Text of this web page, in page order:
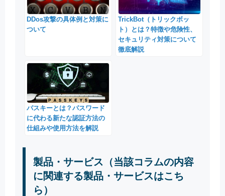
DDos攻撃の具体例と対策に
ついて
TrickBot（トリックボッ
ト）とは？特徴や危険性、
セキュリティ対策について
徹底解説
パスキーとは？パスワード
に代わる新たな認証方法の
仕組みや使用方法を解説
製品・サービス（当該コラムの内容
に関連する製品・サービスはこち
ら）